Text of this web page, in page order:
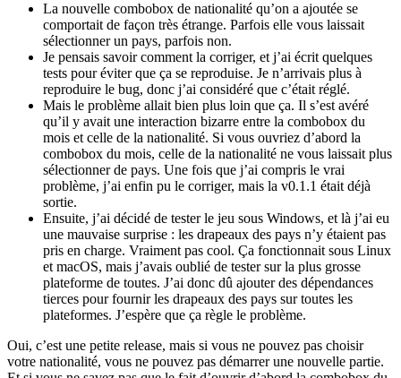
La nouvelle combobox de nationalité qu’on a ajoutée se
comportait de façon très étrange. Parfois elle vous laissait
sélectionner un pays, parfois non.
Je pensais savoir comment la corriger, et j’ai écrit quelques
tests pour éviter que ça se reproduise. Je n’arrivais plus à
reproduire le bug, donc j’ai considéré que c’était réglé.
Mais le problème allait bien plus loin que ça. Il s’est avéré
qu’il y avait une interaction bizarre entre la combobox du
mois et celle de la nationalité. Si vous ouvriez d’abord la
combobox du mois, celle de la nationalité ne vous laissait plus
sélectionner de pays. Une fois que j’ai compris le vrai
problème, j’ai enfin pu le corriger, mais la v0.1.1 était déjà
sortie.
Ensuite, j’ai décidé de tester le jeu sous Windows, et là j’ai eu
une mauvaise surprise : les drapeaux des pays n’y étaient pas
pris en charge. Vraiment pas cool. Ça fonctionnait sous Linux
et macOS, mais j’avais oublié de tester sur la plus grosse
plateforme de toutes. J’ai donc dû ajouter des dépendances
tierces pour fournir les drapeaux des pays sur toutes les
plateformes. J’espère que ça règle le problème.
Oui, c’est une petite release, mais si vous ne pouvez pas choisir
votre nationalité, vous ne pouvez pas démarrer une nouvelle partie.